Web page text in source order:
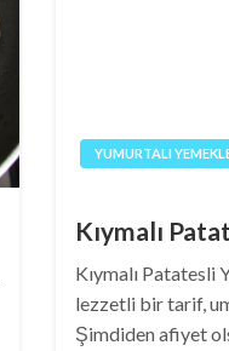
YUMURTALI
Kıymalı
Kıymalı
lezzetli bir tarif,
Şimdiden afiyet